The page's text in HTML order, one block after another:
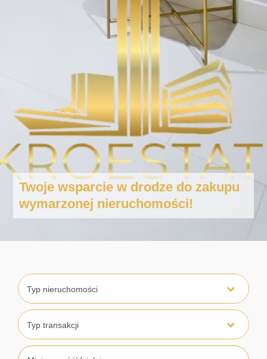
Twoje wsparcie w drodze do zakupu
wymarzonej nieruchomości!
Typ nieruchomości
Typ transakcji